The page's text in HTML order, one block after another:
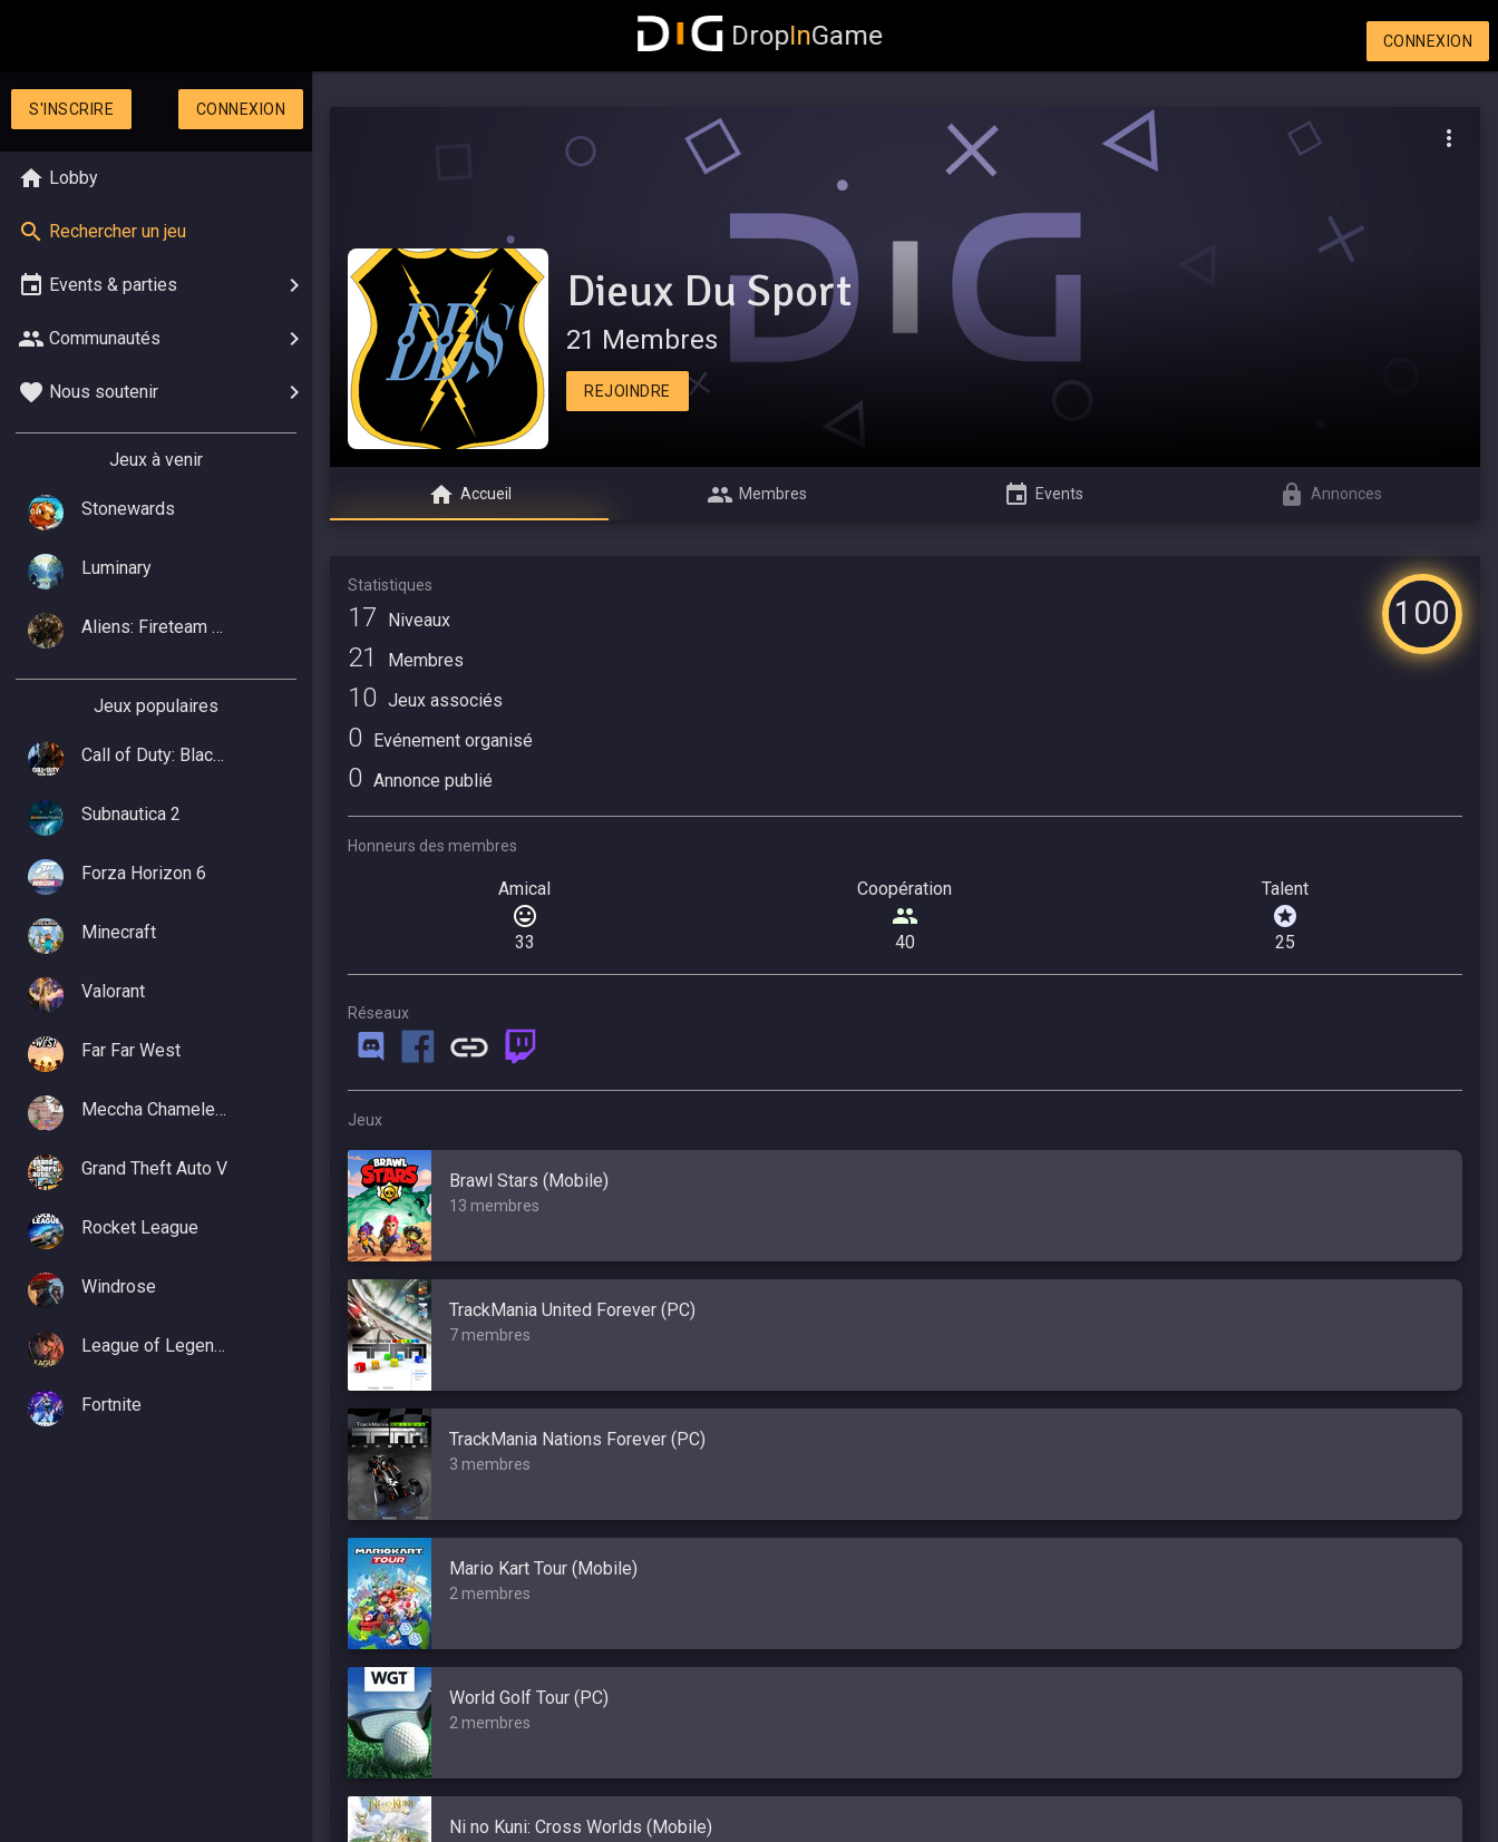
DropInGame CONNEXION
S'INSCRIRE CONNEXION
Lobby
Rechercher un jeu
Events & parties
Communautés
Nous soutenir
Jeux à venir
Stonewards
Luminary
Aliens: Fireteam Elite 2
Jeux populaires
Call of Duty: Black Ops 7
Subnautica 2
Forza Horizon 6
Minecraft
Valorant
Far Far West
Meccha Chameleon
Grand Theft Auto V
Rocket League
Windrose
League of Legends
Fortnite
Dieux Du Sport
21 Membres
REJOINDRE
Accueil Membres Events Annonces
Statistiques
100
17 Niveaux
21 Membres
10 Jeux associés
0 Evénement organisé
0 Annonce publié
Honneurs des membres
Amical
33
Coopération
40
Talent
25
Réseaux
Jeux
Brawl Stars (Mobile)
13 membres
TrackMania United Forever (PC)
7 membres
TrackMania Nations Forever (PC)
3 membres
Mario Kart Tour (Mobile)
2 membres
World Golf Tour (PC)
2 membres
Ni no Kuni: Cross Worlds (Mobile)